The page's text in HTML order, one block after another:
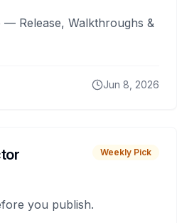
— Release, Walkthroughs &
Jun 8, 2026
Weekly Pick
you publish.